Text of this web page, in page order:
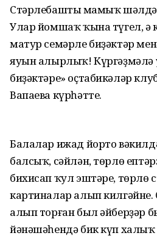
Стәрлебаштың мамыҡ
Улар йомшаҡ ҡына түгел, ә
матур семәрле биҙәктәр
яуын алырлыҡ! Күргәҙмәлә
биҙәктәре» оҫтабикәләр
Вапаева күрһәтте.
Балалар ижад йорто
балсыҡ, сәйлән, төрлө
бихисап ҡул эштәре, төрлө
картиналар алып килгәйне.
алып торған был әйберҙәр
йәнәшәһендә бик күп